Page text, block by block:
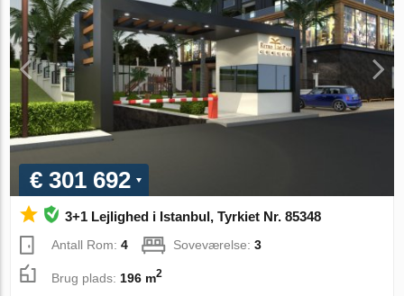
€ 301 692
3+1 Lejlighed i Istanbul, Tyrkiet Nr. 85348
Antall Rom:4 Soveværelse:3
Brug plads: 196 m2